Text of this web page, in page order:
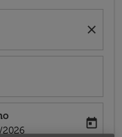
close
return-date-aria-label
today